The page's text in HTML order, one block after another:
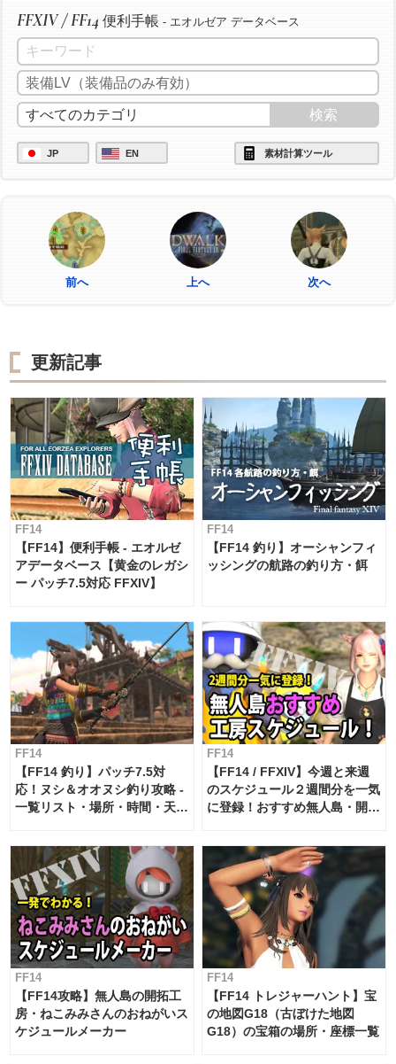
FFXIV / FF14 便利手帳 - エオルゼア データベース
JP EN 素材計算ツール
前へ 上へ 次へ
更新記事
FF14
【FF14】便利手帳 - エオルゼ
アデータベース【黄金のレガシ
ー パッチ7.5対応 FFXIV】
FF14
【FF14 釣り】オーシャンフィ
ッシングの航路の釣り方・餌
FF14
【FF14 釣り】パッチ7.5対
応！ヌシ＆オオヌシ釣り攻略 -
一覧リスト・場所・時間・天
FF14
【FF14 / FFXIV】今週と来週
のスケジュール２週間分を一気
に登録！おすすめ無人島・開拓
FF14
【FF14攻略】無人島の開拓工
房・ねこみみさんのおねがいス
ケジュールメーカー
FF14
【FF14 トレジャーハント】宝
の地図G18（古ぼけた地図
G18）の宝箱の場所・座標一覧